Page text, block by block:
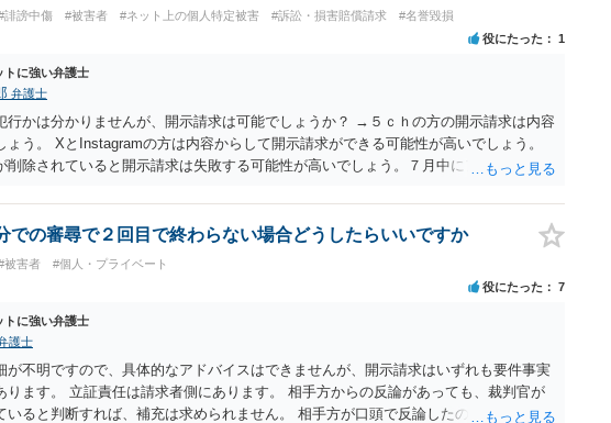
誹謗中傷 #被害者 #ネット上の個人特定被害 #訴訟・損害賠償請求 #名誉毀損
役にたった 1
トに強い弁護士
弁護士
行かは分かりませんが、開示請求は可能でしょうか？ →５ｃｈの方の開示請求は内容
ょう。 XとInstagramの方は内容からして開示請求ができる可能性が高いでしょう。
削除されていると開示請求は失敗する可能性が高いでしょう。７月中にアカウントが
費用を負担させることは可能でしょうか？ →訴訟外の交渉で相手方が認めれば負担さ
しょう。訴訟で判決となった場合は、実際の弁護士費用が認められる場合と認められ
での審尋で２回目で終わらない場合どうしたらいいですか
被害者 #個人・プライベート
役にたった 7
トに強い弁護士
護士
が不明ですので、具体的なアドバイスはできませんが、開示請求はいずれも要件事実
ります。 立証責任は請求者側にあります。 相手方からの反論があっても、裁判官が
いると判断すれば、補充は求められません。 相手方が口頭で反論したのは、仮処分は